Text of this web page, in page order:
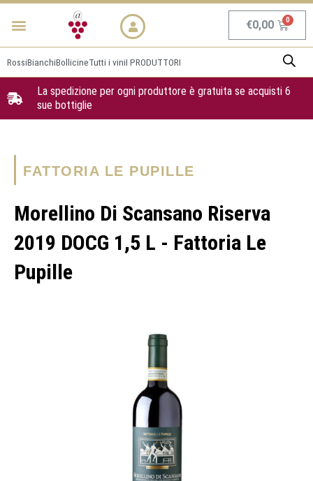
Vai
Menu €0,00
RossiBianchiBollicineTutti i viniI PRODUTTORI
La spedizione per ogni produttore è gratuita se acquisti 6
sue bottiglie
FATTORIA LE PUPILLE
Morellino Di Scansano Riserva
2019 DOCG 1,5 L - Fattoria Le
Pupille